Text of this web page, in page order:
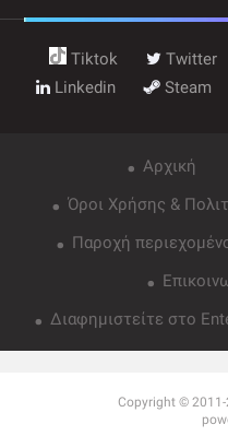
Tiktok Twitter
Linkedin
Steam
Αρχική
Όροι Χρήσης &
Παροχή
Διαφημιστείτε στο
Copyright © 2011-